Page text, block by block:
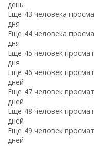
день
Еще 43 человека
дня
Еще 44 человека
дня
Еще 45 человек
дня
Еще 46 человек
дней
Еще 47 человек
дней
Еще 48 человек
дней
Еще 49 человек
дней